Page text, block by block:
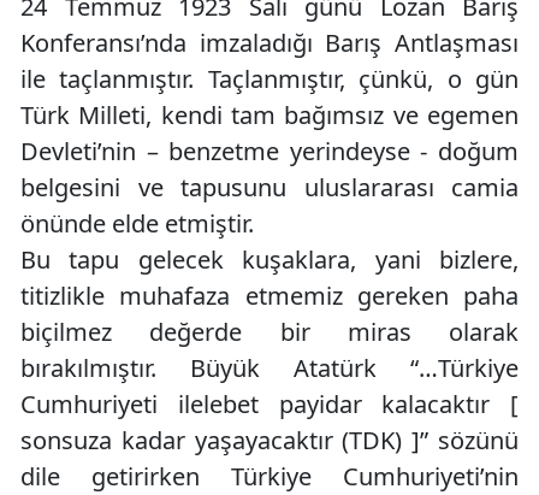
24 Temmuz 1923 Salı günü Lozan Barış
Konferansı’nda imzaladığı Barış Antlaşması
ile taçlanmıştır. Taçlanmıştır, çünkü, o gün
Türk Milleti, kendi tam bağımsız ve egemen
Devleti’nin – benzetme yerindeyse - doğum
belgesini ve tapusunu uluslararası camia
önünde elde etmiştir.
Bu tapu gelecek kuşaklara, yani bizlere,
titizlikle muhafaza etmemiz gereken paha
biçilmez değerde bir miras olarak
bırakılmıştır. Büyük Atatürk “…Türkiye
Cumhuriyeti ilelebet payidar kalacaktır [
sonsuza kadar yaşayacaktır (TDK) ]” sözünü
dile getirirken Türkiye Cumhuriyeti’nin